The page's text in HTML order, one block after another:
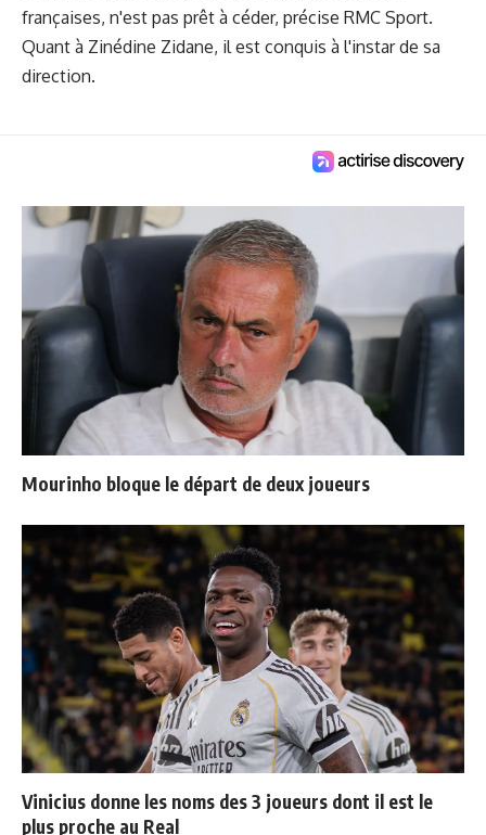
françaises, n'est pas prêt à céder, précise RMC Sport.
Quant à Zinédine Zidane, il est conquis à l'instar de sa
direction.
Mourinho bloque le départ de deux joueurs
Vinicius donne les noms des 3 joueurs dont il est le
plus proche au Real